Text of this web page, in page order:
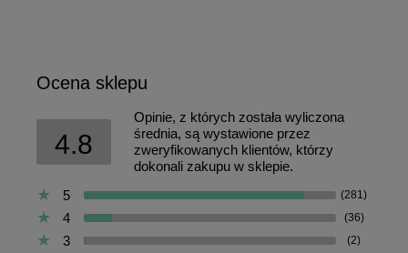
Ocena sklepu
4.8
Opinie, z których została wyliczona
średnia, są wystawione przez
zweryfikowanych klientów, którzy
dokonali zakupu w sklepie.
5
(281)
4 (36)
3 (2)